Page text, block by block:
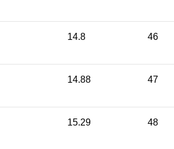
14.8 46
14.88 47
15.29 48